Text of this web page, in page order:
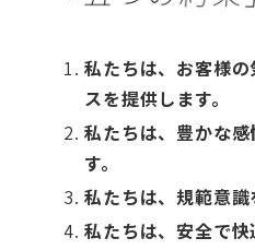
私たちは、お客様
スを提供します。
私たちは、豊かな
す。
私たちは、規範意識
私たちは、安全で快